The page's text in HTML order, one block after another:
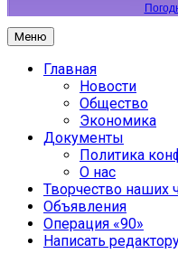
Меню
Главная
Новости
Общество
Экономика
Документы
Политика
О нас
Творчество наших
Объявления
Операция «90»
Написать